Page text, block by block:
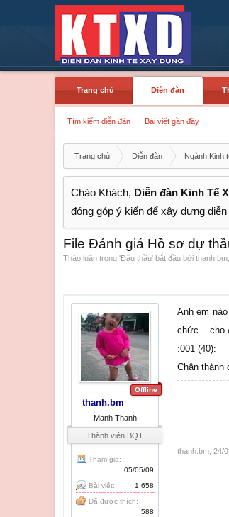
Trang chủ
Diễn đàn
Tìm kiếm diễn đàn Bài viết gần đây
Trang chủ Diễn đàn Ngành Kinh
Chào Khách, Diễn đàn Kinh Tế
đóng góp ý kiến để xây dựng
File Đánh giá Hồ sơ dự
Thảo luận trong 'Đấu thầu' bắt đầu bởi thanh.bm
Offline
thanh.bm
Manh Thanh
Thành viên BQT
Tham gia:
05/05/09
Bài viết:
1,658
Đã được thích:
588
Anh em
chức... cho
:001 (40):
Chân thành
thanh.bm 24/